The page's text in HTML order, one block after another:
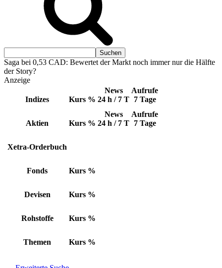
Saga bei 0,53 CAD: Bewertet der Markt noch immer nur die Hälfte
der Story?
Anzeige
Indizes Kurs %
News
24 h / 7 T
Aufrufe
7 Tage
Aktien Kurs %
News
24 h / 7 T
Aufrufe
7 Tage
Xetra-Orderbuch
Fonds Kurs %
Devisen Kurs %
Rohstoffe Kurs %
Themen Kurs %